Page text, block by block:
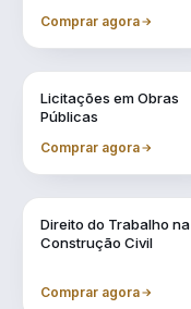
Comprar agora
Licitações em Obras
Públicas
Comprar agora
Direito do Trabalho na
Construção Civil
Comprar agora